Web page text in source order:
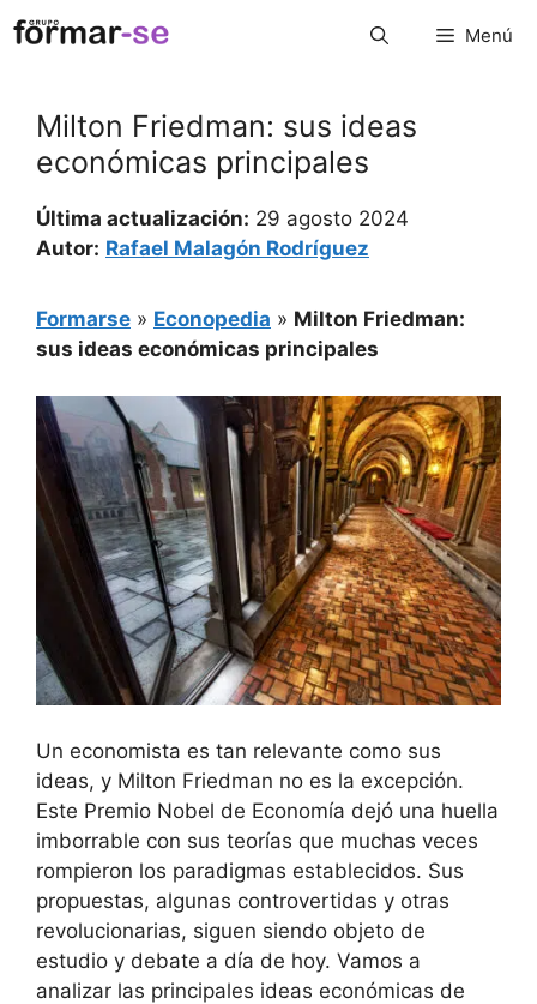
Saltar
al
Menú
Milton Friedman: sus ideas
económicas principales
Última actualización: 29 agosto 2024
Autor: Rafael Malagón Rodríguez
Formarse » Econopedia » Milton Friedman:
sus ideas económicas principales
Un economista es tan relevante como sus
ideas, y Milton Friedman no es la excepción.
Este Premio Nobel de Economía dejó una huella
imborrable con sus teorías que muchas veces
rompieron los paradigmas establecidos. Sus
propuestas, algunas controvertidas y otras
revolucionarias, siguen siendo objeto de
estudio y debate a día de hoy. Vamos a
analizar las principales ideas económicas de